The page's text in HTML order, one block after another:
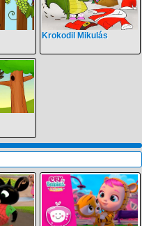
Krokodil Mikulás